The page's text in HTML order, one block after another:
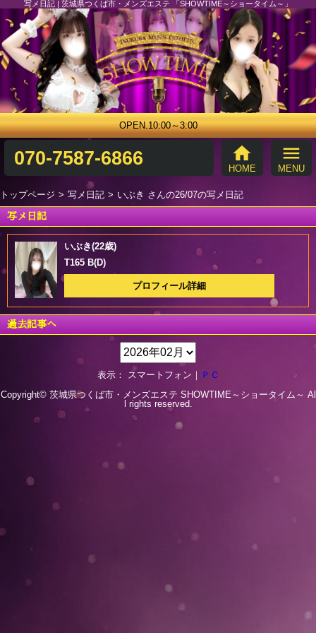
写メ日記 | 茨城県つくば市・メンズエステ 「SHOWTIME～ショータイム～」
OPEN.10:00～3:00
070-7587-6866 home
HOME
menu
MENU
トップページ 写メ日記 いぶき さんの26/07の写メ日記
写メ日記
いぶき(22歳)
T165 B(D)
プロフィール詳細
過去記事へ
表示： スマートフォン｜ ＰＣ
Copyright© 茨城県つくば市・メンズエステ SHOWTIME～ショータイム～ Al
l rights reserved.